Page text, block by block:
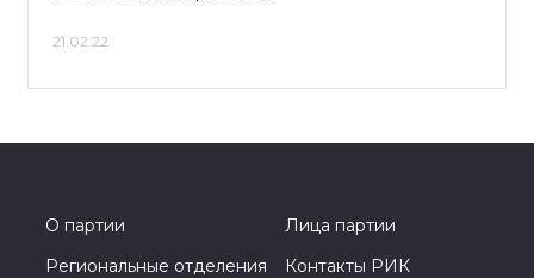
21.02.22
О партии
Лица партии
Региональные отделения
Контакты РИК